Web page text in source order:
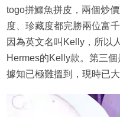
togo拼鱷魚拼皮，兩個炒
度、珍藏度都完勝兩位富
因為英文名叫Kelly，所以
Hermes的Kelly款。第三
據知已極難搵到，現時已大